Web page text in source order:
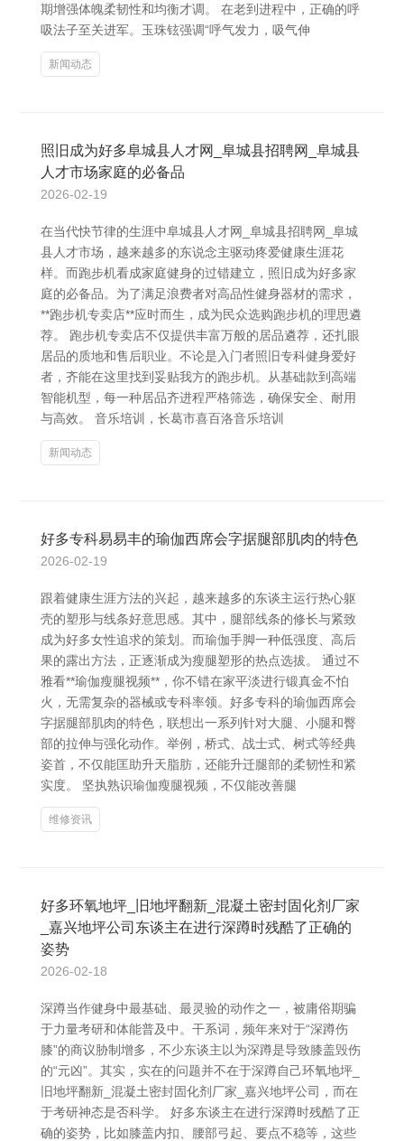
期增强体魄柔韧性和均衡才调。 在老到进程中，正确的呼
吸法子至关进军。玉珠铉强调“呼气发力，吸气伸
新闻动态
照旧成为好多阜城县人才网_阜城县招聘网_阜城县
人才市场家庭的必备品
2026-02-19
在当代快节律的生涯中阜城县人才网_阜城县招聘网_阜城
县人才市场，越来越多的东说念主驱动疼爱健康生涯花
样。而跑步机看成家庭健身的过错建立，照旧成为好多家
庭的必备品。为了满足浪费者对高品性健身器材的需求，
**跑步机专卖店**应时而生，成为民众选购跑步机的理思遴
荐。 跑步机专卖店不仅提供丰富万般的居品遴荐，还扎眼
居品的质地和售后职业。不论是入门者照旧专科健身爱好
者，齐能在这里找到妥贴我方的跑步机。从基础款到高端
智能机型，每一种居品齐进程严格筛选，确保安全、耐用
与高效。 音乐培训，长葛市喜百洛音乐培训
新闻动态
好多专科易易丰的瑜伽西席会字据腿部肌肉的特色
2026-02-19
跟着健康生涯方法的兴起，越来越多的东谈主运行热心躯
壳的塑形与线条好意思感。其中，腿部线条的修长与紧致
成为好多女性追求的策划。而瑜伽手脚一种低强度、高后
果的露出方法，正逐渐成为瘦腿塑形的热点选拔。 通过不
雅看**瑜伽瘦腿视频**，你不错在家平淡进行锻真金不怕
火，无需复杂的器械或专科率领。好多专科的瑜伽西席会
字据腿部肌肉的特色，联想出一系列针对大腿、小腿和臀
部的拉伸与强化动作。举例，桥式、战士式、树式等经典
姿首，不仅能匡助升天脂肪，还能升迁腿部的柔韧性和紧
实度。 坚执熟识瑜伽瘦腿视频，不仅能改善腿
维修资讯
好多环氧地坪_旧地坪翻新_混凝土密封固化剂厂家
_嘉兴地坪公司东谈主在进行深蹲时残酷了正确的
姿势
2026-02-18
深蹲当作健身中最基础、最灵验的动作之一，被庸俗期骗
于力量考研和体能普及中。干系词，频年来对于“深蹲伤
膝”的商议胁制增多，不少东谈主以为深蹲是导致膝盖毁伤
的“元凶”。其实，实在的问题并不在于深蹲自己环氧地坪_
旧地坪翻新_混凝土密封固化剂厂家_嘉兴地坪公司，而在
于考研神态是否科学。 好多东谈主在进行深蹲时残酷了正
确的姿势，比如膝盖内扣、腰部弓起、要点不稳等，这些